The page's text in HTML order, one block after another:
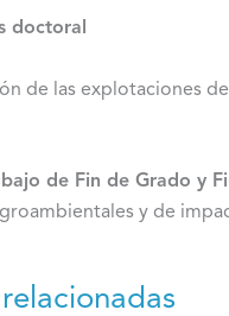
doctoral
de las explotaciones
de Fin de Grado y
y de